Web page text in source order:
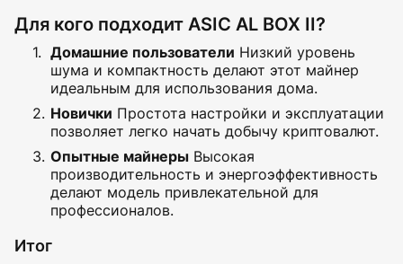
Для кого подходит ASIC AL BOX II?
Домашние пользователи Низкий уровень
шума и компактность делают этот майнер
идеальным для использования дома.
Новички Простота настройки и эксплуатации
позволяет легко начать добычу криптовалют.
Опытные майнеры Высокая
производительность и энергоэффективность
делают модель привлекательной для
профессионалов.
Итог